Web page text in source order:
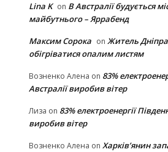
Lina K on В Австралії будується
майбутнього – Яррабенд
Максим Сорока on Житель
обігріватися опалим листям
Возненко Алена on 83%
Австралії виробив вітер
Лиза on 83% електроенергії
виробив вітер
Возненко Алена on Харків’янин